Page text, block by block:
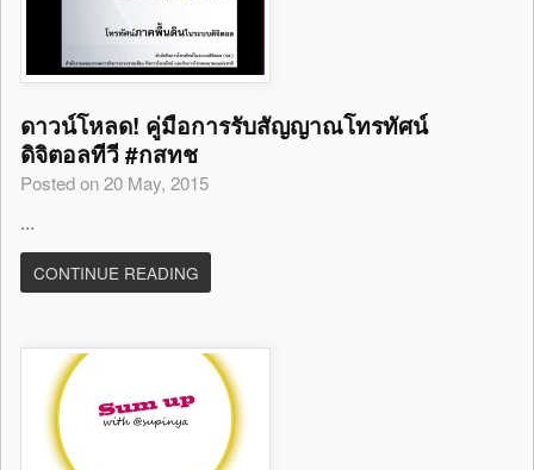
ดาวน์โหลด! คู่มือการรับสัญญาณโทรทัศน์
ดิจิตอลทีวี #กสทช
Posted on 20 May, 2015
...
CONTINUE READING